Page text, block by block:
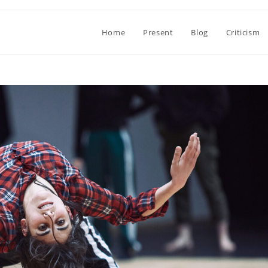
Home Present Blog Criticism